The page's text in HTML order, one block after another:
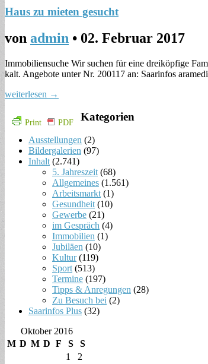
Haus zu mieten gesucht
von admin • 02. Februar 2017
Immobiliensuche Wir suchen für eine dreiköpfige
kalt. Angebote unter Nr. 200117 an: Saarinfos
weiterlesen →
Print PDF Kategorien
Ausstellungen (2)
Bildergalerien (97)
Inhalt (2.741)
5. Jahreszeit (68)
Allgemeines (1.561)
Arbeitsmarkt (1)
Gesundheit (10)
Gewerbe (21)
im Gespräch (4)
Immobilien (1)
Jubiläen (10)
Kultur(119)
Sport (513)
Termine (197)
Tipps & Anregungen (28)
Zu Besuch bei (2)
Saarinfos Plus (32)
Oktober 2016
M D M D F S S
1
2